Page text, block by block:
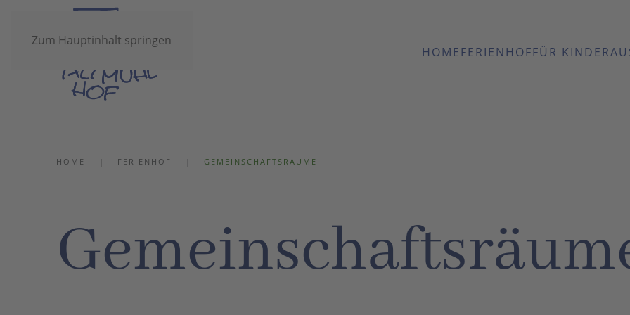
Zum Hauptinhalt springen
HOMEFERIENHOFFÜR KINDER
Unser
HOME FERIENHOF GEMEINSCHAFTSRÄUME